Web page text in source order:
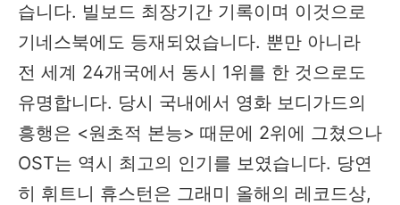
습니다. 빌보드 최장기간 기록이며 이것으로
기네스북에도 등재되었습니다. 뿐만 아니라
전 세계 24개국에서 동시 1위를 한 것으로도
유명합니다. 당시 국내에서 영화 보디가드의
흥행은 <원초적 본능> 때문에 2위에 그쳤으나
OST는 역시 최고의 인기를 보였습니다. 당연
히 휘트니 휴스턴은 그래미 올해의 레코드상,